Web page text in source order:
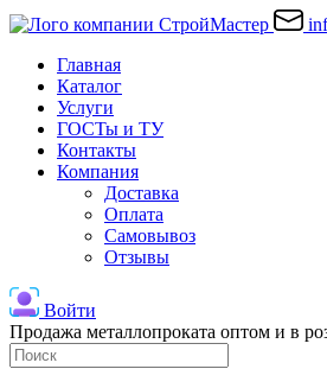
Главная
Каталог
Услуги
ГОСТы и ТУ
Контакты
Компания
Доставка
Оплата
Самовывоз
Отзывы
Войти
Продажа металлопроката оптом и в